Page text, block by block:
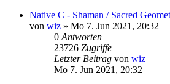
Native C - Shaman / Sacred
von wiz » Mo 7. Jun 2021, 20:32
0 Antworten
23726 Zugriffe
Letzter Beitrag von wiz
Mo 7. Jun 2021, 20:32